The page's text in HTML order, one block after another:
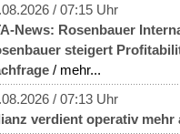
/ 07:15 Uhr
News: Rosenbauer
steigert
/ mehr...
/ 07:13 Uhr
verdient operativ